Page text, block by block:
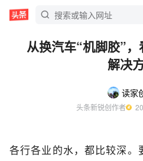
从换汽车“机脚胶”
解决
读家
头条新锐创作者
各行各业的水，都比较深。